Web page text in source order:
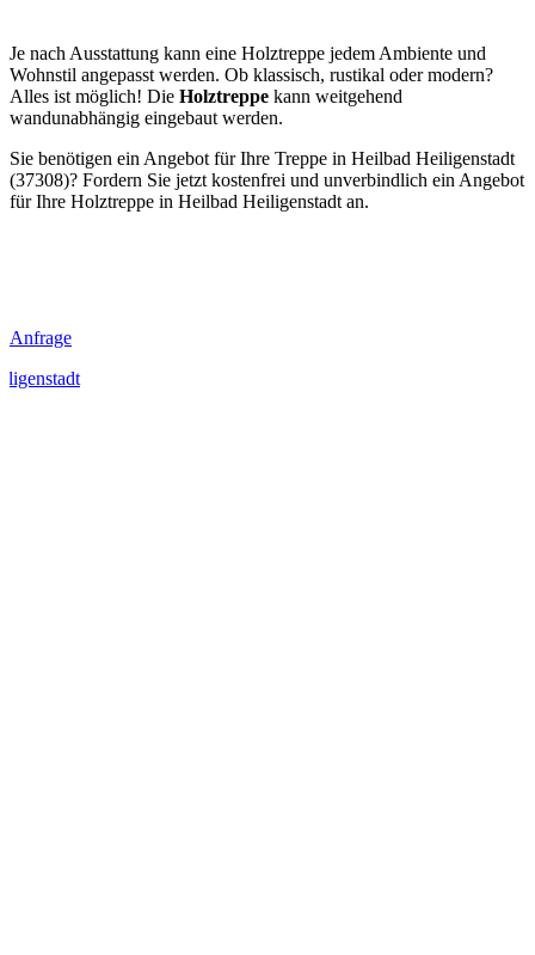
Je nach Ausstattung kann eine Holztreppe jedem Ambiente und
Wohnstil angepasst werden. Ob klassisch, rustikal oder modern?
Alles ist möglich! Die Holztreppe kann weitgehend
wandunabhängig eingebaut werden.
Sie benötigen ein Angebot für Ihre Treppe in Heilbad Heiligenstadt
(37308)? Fordern Sie jetzt kostenfrei und unverbindlich ein Angebot
für Ihre Holztreppe in Heilbad Heiligenstadt an.
Anfrage